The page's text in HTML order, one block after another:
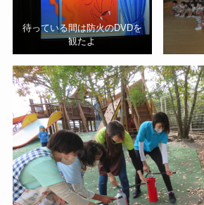
待っている間は防火のDVDを
観たよ